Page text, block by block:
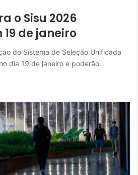
o Sisu 2026
de janeiro
do Sistema de Seleção Unificada
dia 19 de janeiro e poderão…